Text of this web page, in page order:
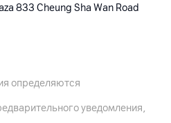
833 Cheung Sha Wan Road
определяются
уведомления,